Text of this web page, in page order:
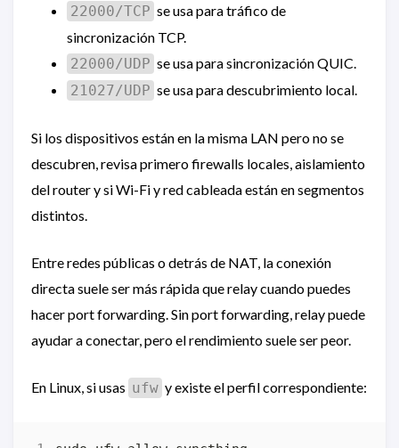
22000/TCP se usa para tráfico de
sincronización TCP.
22000/UDP se usa para sincronización QUIC.
21027/UDP se usa para descubrimiento local.
Si los dispositivos están en la misma LAN pero no se
descubren, revisa primero firewalls locales, aislamiento
del router y si Wi-Fi y red cableada están en segmentos
distintos.
Entre redes públicas o detrás de NAT, la conexión
directa suele ser más rápida que relay cuando puedes
hacer port forwarding. Sin port forwarding, relay puede
ayudar a conectar, pero el rendimiento suele ser peor.
En Linux, si usas ufw y existe el perfil correspondiente: